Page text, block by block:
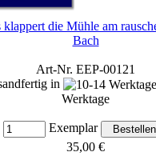
klappert die Mühle am
Bach
Art-Nr. EEP-00121
in
Werktage
Exemplar
35,00 €